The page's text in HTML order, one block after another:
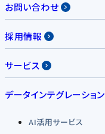
お問い合わせ
採用情報
サービス
データインテグレーション
AI活用サービス